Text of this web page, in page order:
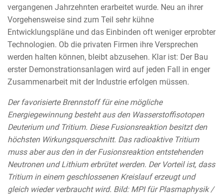
vergangenen Jahrzehnten erarbeitet wurde. Neu an ihrer
Vorgehensweise sind zum Teil sehr kühne
Entwicklungspläne und das Einbinden oft weniger erprobter
Technologien. Ob die privaten Firmen ihre Versprechen
werden halten können, bleibt abzusehen. Klar ist: Der Bau
erster Demonstrationsanlagen wird auf jeden Fall in enger
Zusammenarbeit mit der Industrie erfolgen müssen.
Der favorisierte Brennstoff für eine mögliche
Energiegewinnung besteht aus den Wasserstoffisotopen
Deuterium und Tritium. Diese Fusionsreaktion besitzt den
höchsten Wirkungsquerschnitt. Das radioaktive Tritium
muss aber aus den in der Fusionsreaktion entstehenden
Neutronen und Lithium erbrütet werden. Der Vorteil ist, dass
Tritium in einem geschlossenen Kreislauf erzeugt und
gleich wieder verbraucht wird. Bild: MPI für Plasmaphysik /